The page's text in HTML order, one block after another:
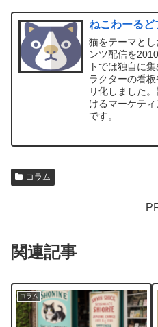
ねこわーる
猫をテーマと
ンツ配信を
トでは独自に
ラクターの看
リ化しました
けるマーケテ
です。
コラム
関連記事
コラム